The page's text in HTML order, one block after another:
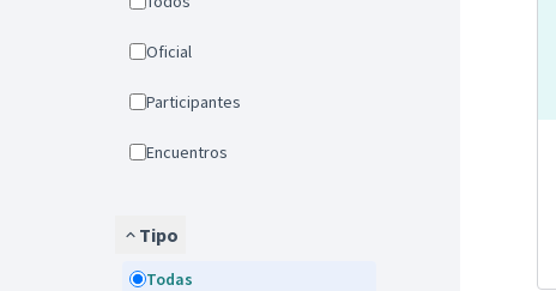
Oficial
Participantes
Encuentros
Tipo
Todas